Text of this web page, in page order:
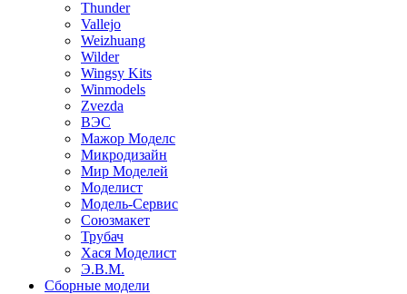
Thunder
Vallejo
Weizhuang
Wilder
Wingsy Kits
Winmodels
Zvezda
ВЭС
Мажор Моделс
Микродизайн
Мир Моделей
Моделист
Модель-Сервис
Союзмакет
Трубач
Хася Моделист
Э.В.М.
Сборные модели